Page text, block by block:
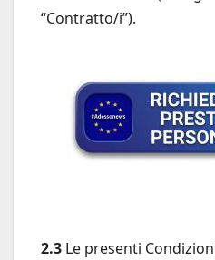
“Contratto/i”).
2.3 Le presenti